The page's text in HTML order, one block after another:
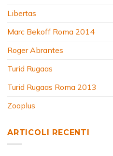
Libertas
Marc Bekoff Roma 2014
Roger Abrantes
Turid Rugaas
Turid Rugaas Roma 2013
Zooplus
ARTICOLI RECENTI